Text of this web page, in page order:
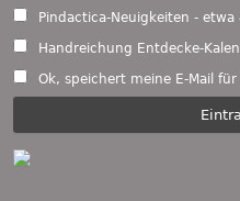
Pindactica-Neuigkeiten - etwa
Handreichung Entdecke-
Ok, speichert meine E-Mail